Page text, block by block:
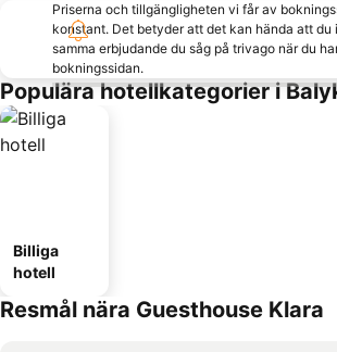
Priserna och tillgängligheten vi får av
konstant. Det betyder att det kan hända att du
samma erbjudande du såg på trivago när du
bokningssidan.
Populära hotellkategorier i
Billiga
hotell
Resmål nära Guesthouse Klara